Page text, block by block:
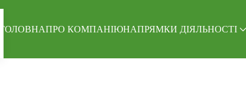
ГОЛОВНАПРО КОМПАНІЮНАПРЯМКИ ДІЯЛЬНОСТІ